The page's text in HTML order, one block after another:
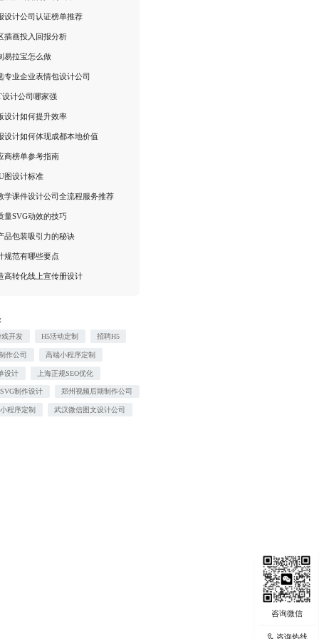
设计公司认证榜单推荐
插画投入回报分析
易拉宝怎么做
专业企业表情包设计公司
设计公司哪家强
设计如何提升效率
设计如何体现成都本地价值
商榜单参考指南
图设计标准
学课件设计公司全流程服务推荐
量SVG动效的技巧
品包装吸引力的秘诀
规范有哪些要点
高转化线上宣传册设计
戏开发 H5活动定制 招聘H5
作公司 高端小程序定制
设计 上海正规SEO优化
制作设计 郑州视频后期制作公司
程序定制 武汉微信图文设计公司
咨询热线